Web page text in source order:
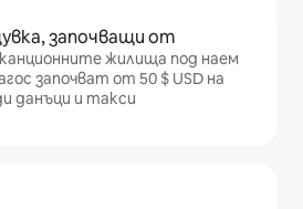
започващи от
жилища под наем
започват от 50 $ USD на
данъци и такси